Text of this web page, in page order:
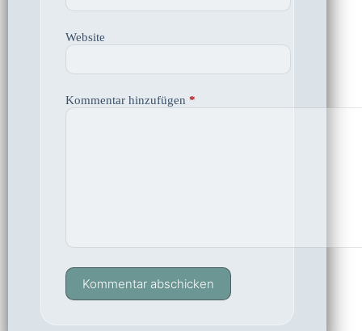
Website
Kommentar hinzufügen *
Kommentar abschicken